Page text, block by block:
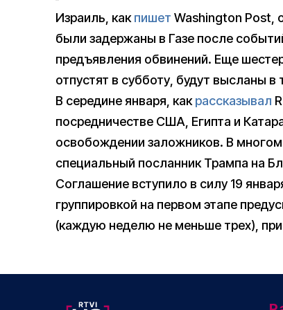
Израиль, какпишет Washington Post,
были задержаны в Газе после
предъявления обвинений. Еще
отпустят в субботу, будут высланы в
В середине января, какрассказывал
посредничестве США, Египта и
освобождении заложников. В
специальный посланник Трампа на
Соглашение вступило в силу 19
группировкой на первом этапе
(каждую неделю не меньше трех),